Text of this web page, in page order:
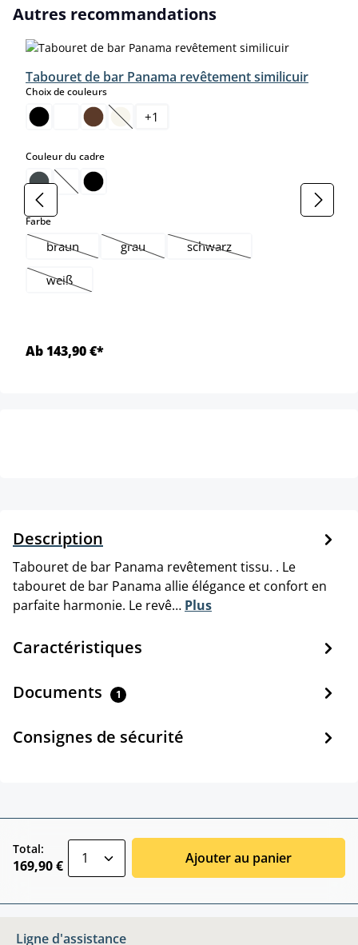
Ignorer la galerie de produits
Autres recommandations
Tabouret de bar Panama revêtement similicuir
Choix de couleursselect
(Cette option n'est pas disponible pour le
+1
Couleur du cadreselect
(Cette option n'est pas disponible pour le moment.)
Farbeselect
braun
(Cette option n'est pas disponible pour le moment.)
grau
(Cette option n'est pas disponible pour le
schwarz
(Cette option n'est pas
weiß
(Cette option n'est pas disponible pour le moment.)
Ab 143,90 €*
Description
Tabouret de bar Panama revêtement tissu. . Le
tabouret de bar Panama allie élégance et confort en
parfaite harmonie. Le revê… Plus
Caractéristiques
Documents 1
Consignes de sécurité
Total:
169,90 € Ajouter au panier
Ligne d'assistance